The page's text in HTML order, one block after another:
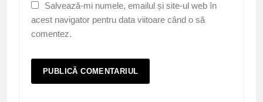
Salvează-mi numele, emailul și site-ul web în
acest navigator pentru data viitoare când o să
comentez.